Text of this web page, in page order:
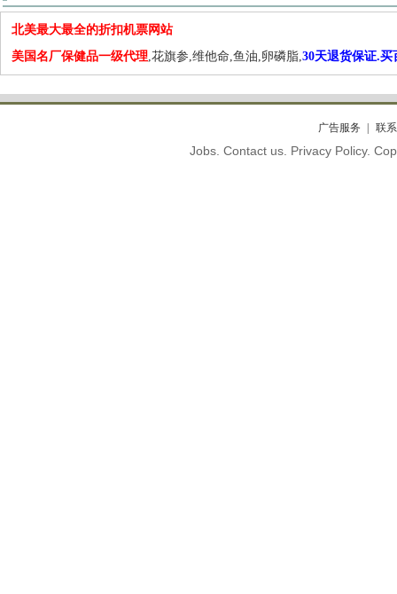
北美最大最全的折扣机票网站
美国名厂保健品一级代理,花旗参,维他命,鱼油,卵磷脂,30天退货保证.买
广告服务 联
Jobs. Contact us. Privacy Policy.